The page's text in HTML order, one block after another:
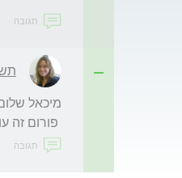
תגובה
תגובה